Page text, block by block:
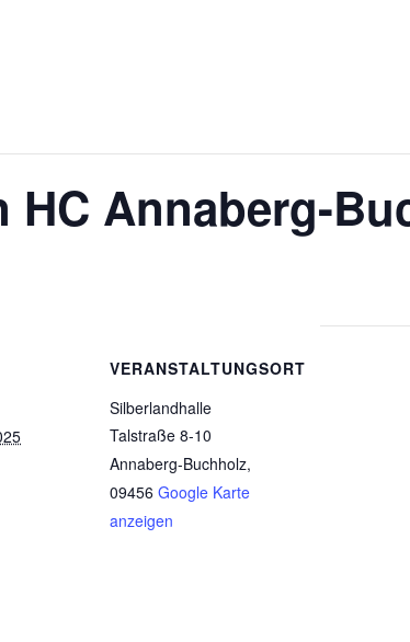
HC Annaberg-
VERANSTALTUNGSORT
Silberlandhalle
Talstraße 8-10
Annaberg-Buchholz,
09456 Google Karte
anzeigen